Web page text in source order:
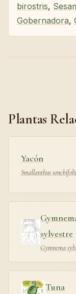
birostris,
Gobernadora,
Plantas
Yacón
Smallanthus
sylvestre
Gymnema
Tuna